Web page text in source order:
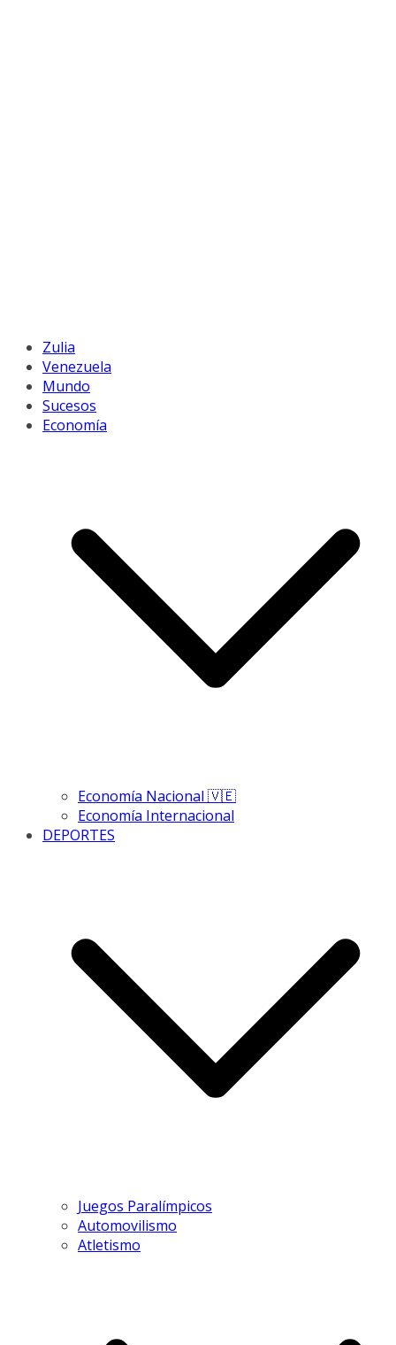
Zulia
Venezuela
Mundo
Sucesos
Economía
Economía Nacional 🇻🇪
Economía Internacional
DEPORTES
Juegos Paralímpicos
Automovilismo
Atletismo